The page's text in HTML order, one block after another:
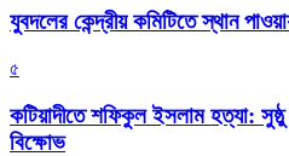
যুবদলের কেন্দ্রীয় কমিটিতে স্থান
৫
কটিয়াদীতে শফিকুল ইসলাম হত্যা:
বিক্ষোভ